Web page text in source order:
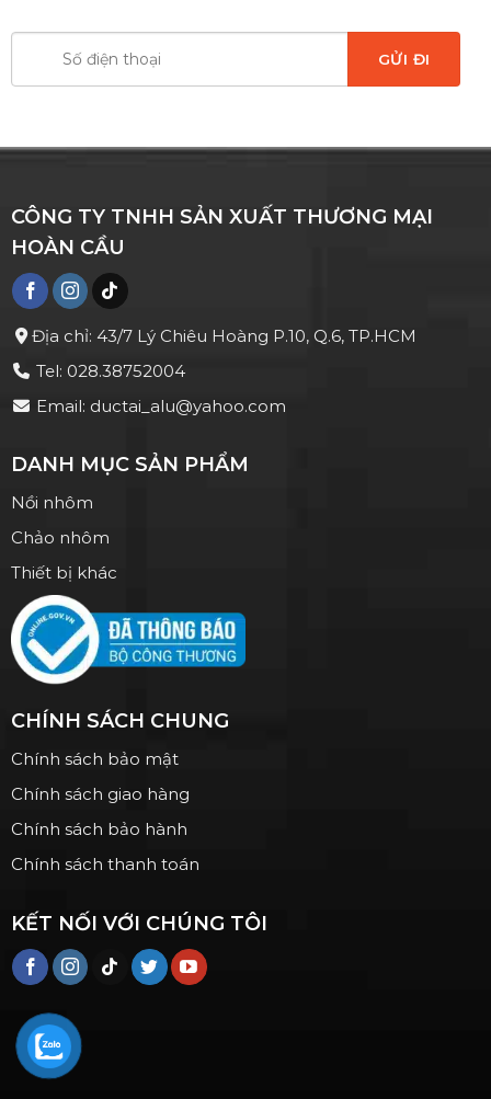
CÔNG TY TNHH SẢN XUẤT THƯƠNG MẠI
HOÀN CẦU
Địa chỉ: 43/7 Lý Chiêu Hoàng P.10, Q.6, TP.HCM
Tel: 028.38752004
Email: ductai_alu@yahoo.com
DANH MỤC SẢN PHẨM
Nồi nhôm
Chảo nhôm
Thiết bị khác
CHÍNH SÁCH CHUNG
Chính sách bảo mật
Chính sách giao hàng
Chính sách bảo hành
Chính sách thanh toán
KẾT NỐI VỚI CHÚNG TÔI